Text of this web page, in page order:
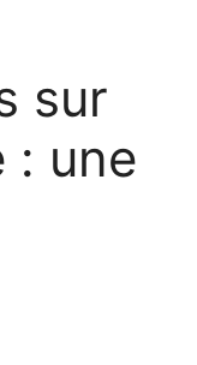
sur
: une